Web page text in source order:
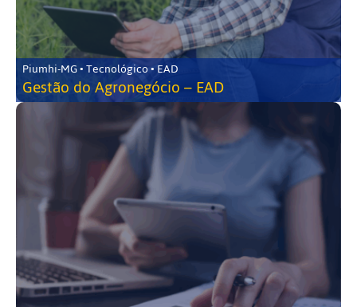
Piumhi-MG • Tecnológico • EAD
Gestão do Agronegócio – EAD